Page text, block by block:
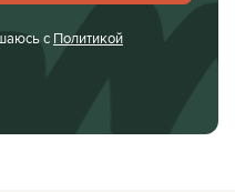
с Политикой